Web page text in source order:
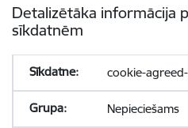
Detalizētāka informācija
sīkdatnēm
cookie-
Nepieciešams